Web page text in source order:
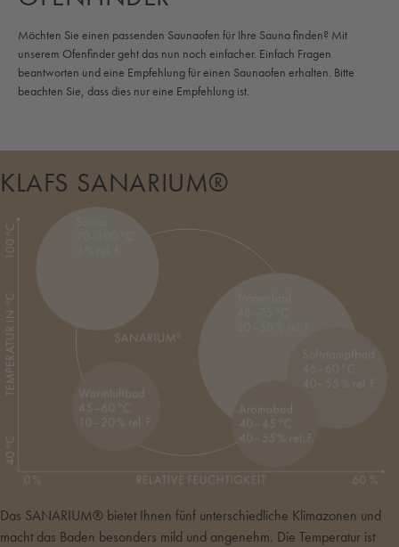
Möchten Sie einen passenden Saunaofen für Ihre Sauna finden? Mit
unserem Ofenfinder geht das nun noch einfacher. Einfach Fragen
beantworten und eine Empfehlung für einen Saunaofen erhalten. Bitte
beachten Sie, dass dies nur eine Empfehlung ist.
KLAFS SANARIUM®
Das SANARIUM® bietet Ihnen fünf unterschiedliche Klimazonen und
macht das Baden besonders mild und angenehm. Die Temperatur ist